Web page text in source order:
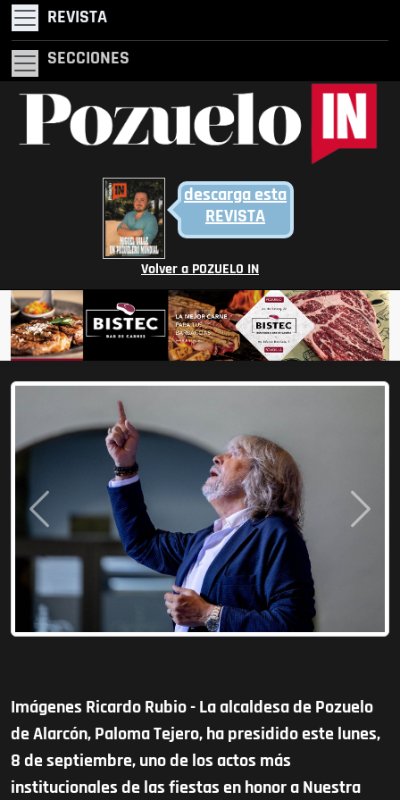
REVISTA
SECCIONES
descarga esta
REVISTA
Volver a POZUELO IN
Anterior
Imágenes Ricardo Rubio - La alcaldesa de Pozuelo
de Alarcón, Paloma Tejero, ha presidido este lunes,
8 de septiembre, uno de los actos más
institucionales de las fiestas en honor a Nuestra